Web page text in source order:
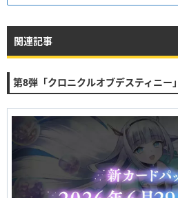
関連記事
第8弾「クロニクルオブデスティニー